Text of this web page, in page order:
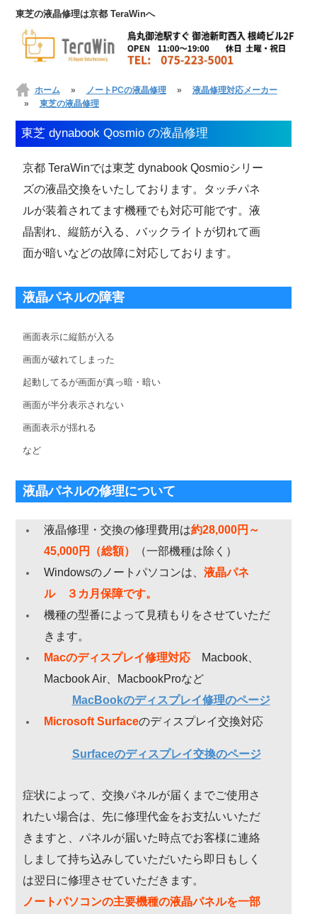
東芝の液晶修理は京都 TeraWinへ
ホーム » ノートPCの液晶修理 »
液晶修理対応メーカー
»
東芝の液晶修理
東芝 dynabook Qosmio の液晶修理
京都 TeraWinでは東芝 dynabook Qosmioシリー
ズの液晶交換をいたしております。タッチパネ
ルが装着されてます機種でも対応可能です。液
晶割れ、縦筋が入る、バックライトが切れて画
面が暗いなどの故障に対応しております。
液晶パネルの障害
画面表示に縦筋が入る
画面が破れてしまった
起動してるが画面が真っ暗・暗い
画面が半分表示されない
画面表示が揺れる
など
液晶パネルの修理について
液晶修理・交換の修理費用は約28,000円～
45,000円（総額）
（一部機種は除く）
Windowsのノートパソコンは、 液晶パネ
ル ３カ月保障です。
機種の型番によって見積もりをさせていただ
きます。
Macのディスプレイ修理対応Macbook、
Macbook Air、MacbookProなど
MacBookのディスプレイ修理のページ
Microsoft Surfaceのディスプレイ交換対応
Surfaceのディスプレイ交換のページ
症状によって、交換パネルが届くまでご使用さ
れたい場合は、先に修理代金をお支払いいただ
きますと、パネルが届いた時点でお客様に連絡
しまして持ち込みしていただいたら即日もしく
は翌日に修理させていただきます。
ノートパソコンの主要機種の液晶パネルを一部